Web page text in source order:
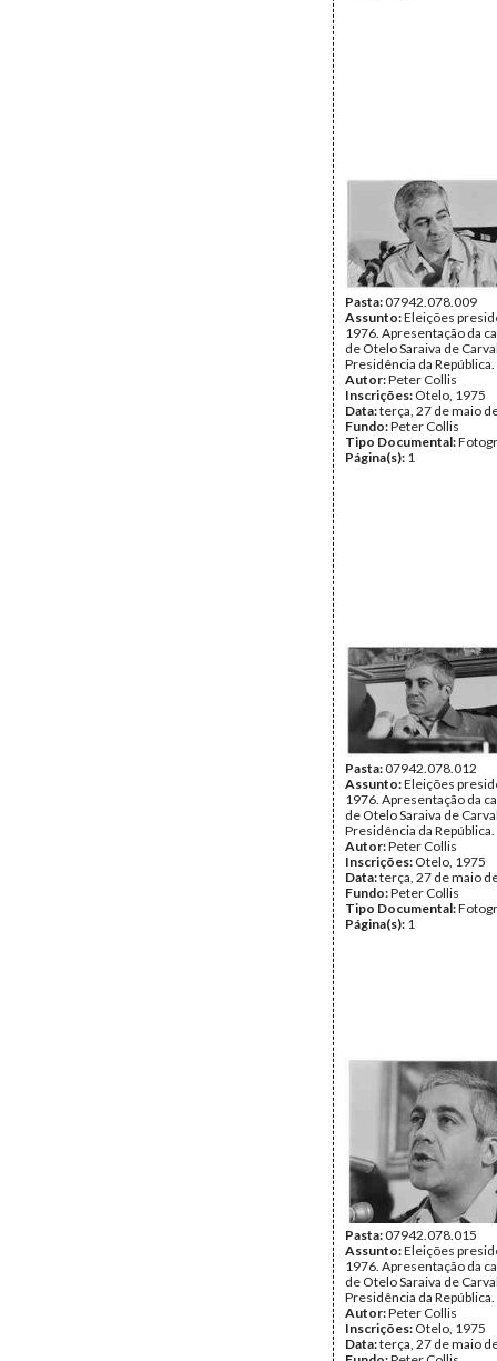
Pasta:07942.078.009
Assunto:Eleições
1976. Apresentação da
de Otelo Saraiva de
Presidência da República.
Autor:Peter Collis
Inscrições: Otelo, 1975
Data:terça, 27 de maio
Fundo:Peter Collis
Tipo Documental:
Página(s): 1
Pasta:07942.078.012
Assunto:Eleições
1976. Apresentação da
de Otelo Saraiva de
Presidência da República.
Autor:Peter Collis
Inscrições: Otelo, 1975
Data:terça, 27 de maio
Fundo:Peter Collis
Tipo Documental:
Página(s): 1
Pasta:07942.078.015
Assunto:Eleições
1976. Apresentação da
de Otelo Saraiva de
Presidência da República.
Autor:Peter Collis
Inscrições: Otelo, 1975
Data:terça, 27 de maio